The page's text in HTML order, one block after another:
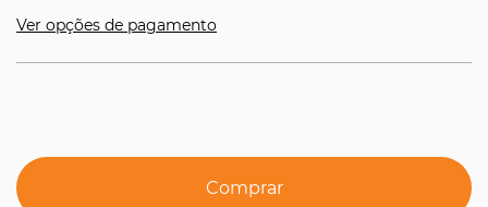
Ver opções de pagamento
Comprar